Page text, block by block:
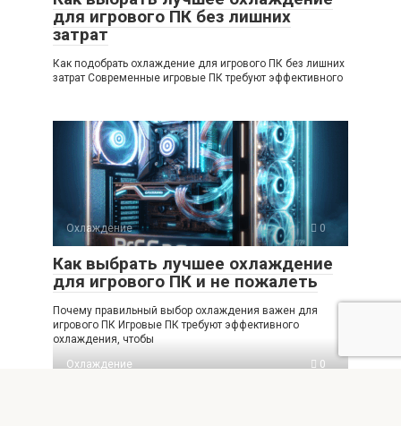
для игрового ПК без лишних
затрат
Как подобрать охлаждение для игрового ПК без лишних
затрат Современные игровые ПК требуют эффективного
Охлаждение 0
Как выбрать лучшее охлаждение
для игрового ПК и не пожалеть
Почему правильный выбор охлаждения важен для
игрового ПК Игровые ПК требуют эффективного
охлаждения, чтобы
Охлаждение
0